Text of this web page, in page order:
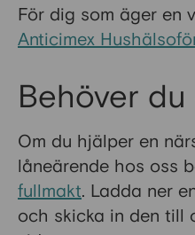
För dig som äger en
Anticimex
Behöver
Om du hjälper en
låneärende hos oss
fullmakt. Ladda ner
och skicka in den till